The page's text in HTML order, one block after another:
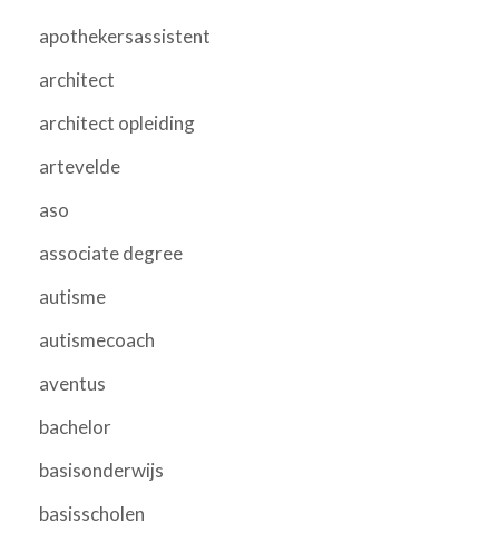
apothekersassistent
architect
architect opleiding
artevelde
aso
associate degree
autisme
autismecoach
aventus
bachelor
basisonderwijs
basisscholen